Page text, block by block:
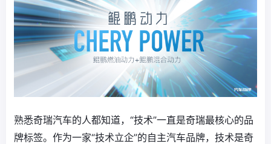
熟悉奇瑞汽车的人都知道，“技术”一直是奇瑞最核心的品
牌标签。作为一家“技术立企”的自主汽车品牌，技术是奇